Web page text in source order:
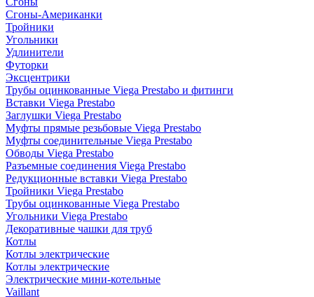
Сгоны-Американки
Тройники
Угольники
Удлинители
Футорки
Эксцентрики
Трубы оцинкованные Viega Prestabo и фитинги
Вставки Viega Prestabo
Заглушки Viega Prestabo
Муфты прямые резьбовые Viega Prestabo
Муфты соединительные Viega Prestabo
Обводы Viega Prestabo
Разъемные соединения Viega Prestabo
Редукционные вставки Viega Prestabo
Тройники Viega Prestabo
Трубы оцинкованные Viega Prestabo
Угольники Viega Prestabo
Декоративные чашки для труб
Котлы
Котлы электрические
Котлы электрические
Электрические мини-котельные
Vaillant